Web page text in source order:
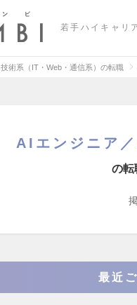
若手ハイキャリ
技術系（IT・Web・通信系）の転職
AIエンジニア
の転
最近